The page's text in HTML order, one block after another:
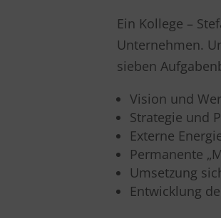
Ein Kollege –
Unternehmen.
sieben
Vision und
Strategie und
Externe
Permanente
Umsetzung
Entwicklung